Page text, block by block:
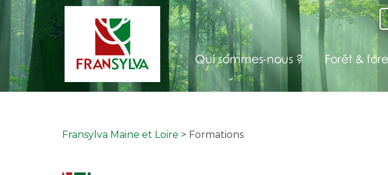
Qui sommes-nous ? Forêt &
Fransylva Maine et Loire > Formations